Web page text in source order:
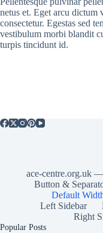
netus et. Eget arcu dictum
consectetur. Egestas sed
vestibulum morbi blandit
turpis tincidunt id.
ace-centre.org.uk
Button &
Default
Left Sidebar
Right
Popular Posts